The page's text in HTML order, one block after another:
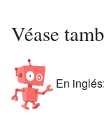
Véase
En inglés: